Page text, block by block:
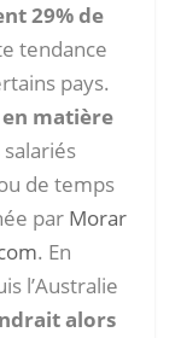
29% de
tendance
pays.
matière
de temps
par Morar
. En
l’Australie
alors